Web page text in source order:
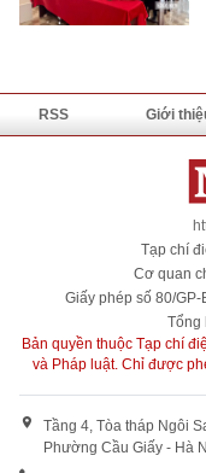
RSS Giới
Tạp chí
Cơ quan
Giấy phép số 80/GP-
Tổng
Bản quyền thuộc Tạp chí
và Pháp luật. Chỉ được
Tầng 4, Tòa tháp Ngôi
Phường Cầu Giấy - Hà